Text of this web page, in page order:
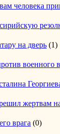
человека
на дверь (1)
военного
жертвам
врага (0)